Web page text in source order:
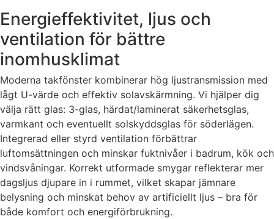
Energieffektivitet, ljus och
ventilation för bättre
inomhusklimat
Moderna takfönster kombinerar hög ljustransmission med
lågt U-värde och effektiv solavskärmning. Vi hjälper dig
välja rätt glas: 3-glas, härdat/laminerat säkerhetsglas,
varmkant och eventuellt solskyddsglas för söderlägen.
Integrerad eller styrd ventilation förbättrar
luftomsättningen och minskar fuktnivåer i badrum, kök och
vindsvåningar. Korrekt utformade smygar reflekterar mer
dagsljus djupare in i rummet, vilket skapar jämnare
belysning och minskat behov av artificiellt ljus – bra för
både komfort och energiförbrukning.